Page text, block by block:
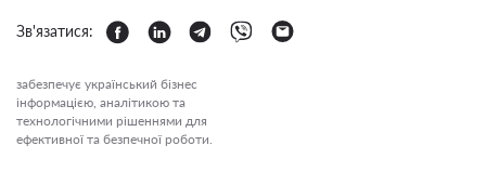
Зв'язатися:
забезпечує український бізнес
інформацією, аналітикою та
технологічними рішеннями для
ефективної та безпечної роботи.